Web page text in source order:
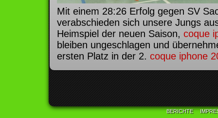
Mit einem 28:26 Erfolg gegen SV
verabschieden sich unsere Jungs
Heimspiel der neuen Saison, coque
bleiben ungeschlagen und
ersten Platz in der 2. coque iphone
BERICHTE